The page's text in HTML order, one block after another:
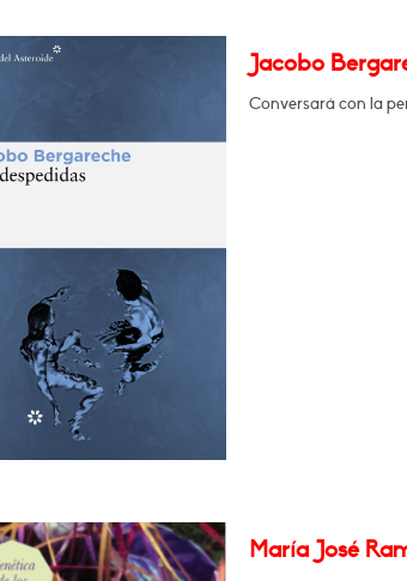
Jacobo
Conversará con la
María José